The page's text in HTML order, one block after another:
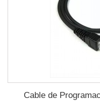
Cable de